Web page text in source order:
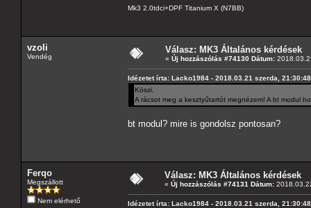
Mk3 2.0tdci+DPF Titanium X (N7BB)
vzoli
Vendég
Válasz: MK3 Általános kérdések
« Új hozzászólás #74130 Dátum:
Idézetet írta: Lacko1984 - 2018.03.21 szerda, 21:30:48
Köszi.
A rácsot meg a kesztyűtartót megnézem! A bt modul
bt modul? mire is gondolsz pontosan?
Ferqo
Megszállott
Nem elérhető
Válasz: MK3 Általános kérdések
« Új hozzászólás #74131 Dátum:
Idézetet írta: Lacko1984 - 2018.03.21 szerda, 21:30:48